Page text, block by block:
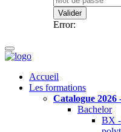
Valider
Error:
Accueil
Les formations
Catalogue 2026
Bachelor
BX -